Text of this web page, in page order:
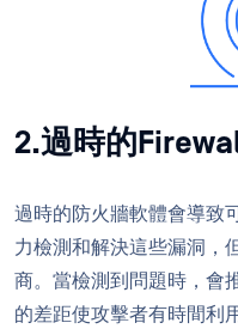
2.過時的
過時的防火牆軟體會導致
力檢測和解決這些漏洞，
商。當檢測到問題時，會
的差距使攻擊者有時間利